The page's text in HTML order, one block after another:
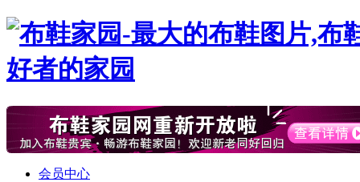
会员中心